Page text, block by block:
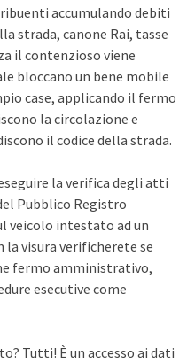
accumulando debiti
strada, canone Rai, tasse
il contenzioso viene
bloccano un bene mobile
case, applicando il fermo
la circolazione e
il codice della strada.
la verifica degli atti
Pubblico Registro
veicolo intestato ad un
visura verificherete se
fermo amministrativo,
esecutive come
Tutti! È un accesso ai dati